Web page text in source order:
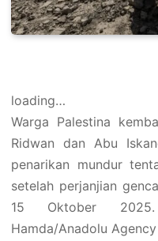
loading…
Warga Palestina
Ridwan dan Abu
penarikan mundur
setelah perjanjian
15 Oktober 2025.
Hamda/Anadolu Agency